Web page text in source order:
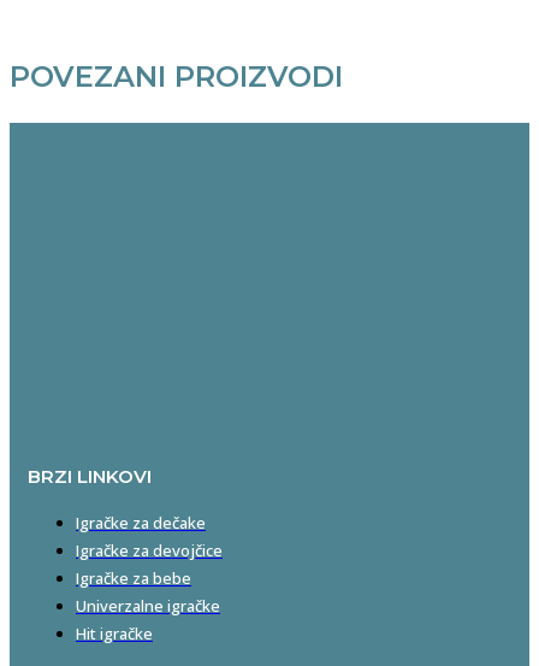
POVEZANI PROIZVODI
BRZI LINKOVI
Igračke za dečake
Igračke za devojčice
Igračke za bebe
Univerzalne igračke
Hit igračke